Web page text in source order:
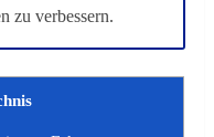
zu verbessern.